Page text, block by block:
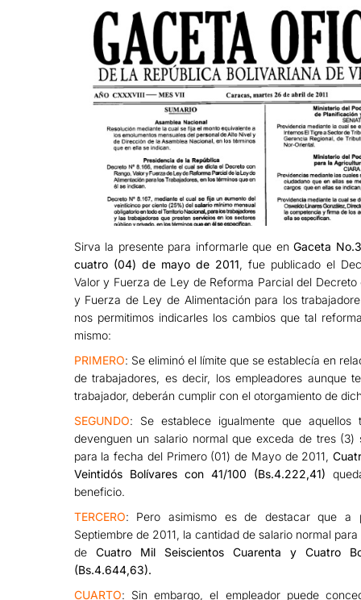
Sirva la presente para informarle que enGaceta
cuatro (04) de mayo de 2011, fue publicado el
Valor y Fuerza de Ley de Reforma Parcial del Decreto
y Fuerza de Ley de Alimentación para los
nos permitimos indicarles los cambios que tal
mismo:
PRIMERO: Se eliminó el límite que se establecía en
de trabajadores, es decir, los empleadores aunque
trabajador, deberán cumplir con el otorgamiento de
SEGUNDO: Se establece igualmente que aquellos
devenguen un salario normal que exceda de tres (3)
para la fecha del Primero (01) de Mayo de 2011,
Veintidós Bolívares con 41/100
(Bs.4.222,41)
beneficio.
TERCERO: Pero asimismo es de destacar que a
Septiembre de 2011, la cantidad de salario normal
de Cuatro Mil Seiscientos Cuarenta y Cuatro
(Bs.4.644,63).
CUARTO: Sin embargo, el empleador puede